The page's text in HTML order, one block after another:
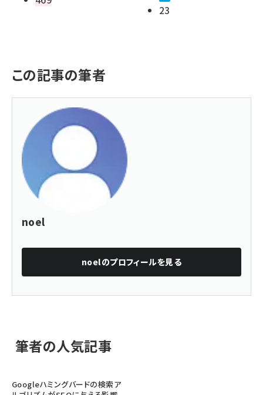
23
この記事の筆者
noel
noelのプロフィールを見る
筆者の人気記事
Googleハミングバードの検索ア